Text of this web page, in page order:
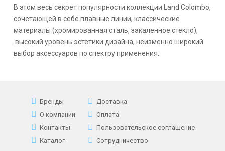
В этом весь секрет популярности коллекции Land Colombo,
сочетающей в себе плавные линии, классические
материалы (хромированная сталь, закаленное стекло),
высокий уровень эстетики дизайна, неизменно широкий
выбор аксессуаров по спектру применения.
Бренды
О компании
Контакты
Каталог
Доставка
Оплата
Пользовательское соглашение
Сотрудничество